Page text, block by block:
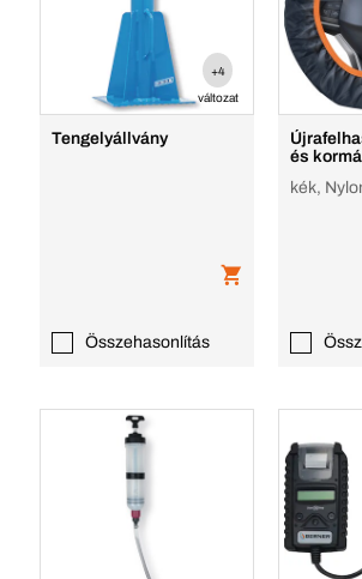
+4
változat
Tengelyállvány
Összehasonlítás
és
kék,